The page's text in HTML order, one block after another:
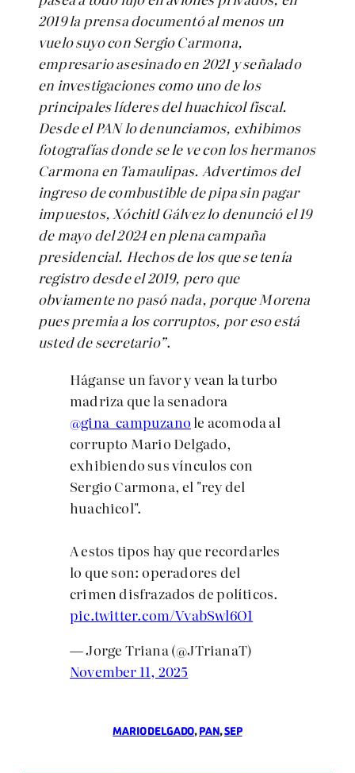
2019 la prensa documentó al menos un
vuelo suyo con Sergio Carmona,
empresario asesinado en 2021 y señalado
en investigaciones como uno de los
principales líderes del huachicol fiscal.
Desde el PAN lo denunciamos, exhibimos
fotografías donde se le ve con los hermanos
Carmona en Tamaulipas. Advertimos del
ingreso de combustible de pipa sin pagar
impuestos, Xóchitl Gálvez lo denunció el 19
de mayo del 2024 en plena campaña
presidencial. Hechos de los que se tenía
registro desde el 2019, pero que
obviamente no pasó nada, porque Morena
pues premia a los corruptos, por eso está
usted de secretario”.
Háganse un favor y vean la turbo
madriza que la senadora
@gina_campuzano le acomoda al
corrupto Mario Delgado,
exhibiendo sus vínculos con
Sergio Carmona, el "rey del
huachicol".
A estos tipos hay que recordarles
lo que son: operadores del
crimen disfrazados de políticos.
pic.twitter.com/VvabSwl6O1
— Jorge Triana (@JTrianaT)
November 11, 2025
MARIO DELGADO, PAN, SEP